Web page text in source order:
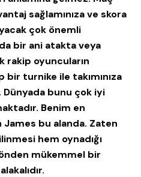
sağlamınıza ve skora
çok önemli
bir ani atakta veya
rakip oyuncuların
bir turnike ile takımınıza
Dünyada bunu çok iyi
Benim en
bu alanda. Zaten
hem oynadığı
mükemmel bir